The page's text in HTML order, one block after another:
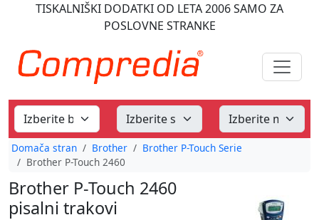
TISKALNIŠKI DODATKI OD LETA 2006SAMO ZA
POSLOVNE STRANKE
Domača stran Brother
Brother P-Touch Serie
Brother P-Touch 2460
Brother P-Touch 2460
pisalni trakovi